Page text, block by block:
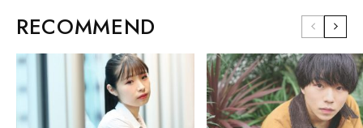
RECOMMEND